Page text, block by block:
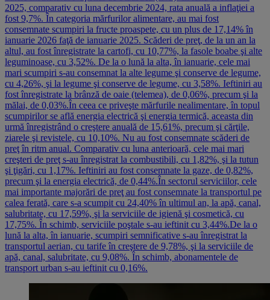
2025, comparativ cu luna decembrie 2024, rata anuală a inflaţiei a
fost 9,7%. În categoria mărfurilor alimentare, au mai fost
consemnate scumpiri la fructe proaspete, cu un plus de 17,14% în
ianuarie 2026 faţă de ianuarie 2025. Scăderi de preţ, de la un an la
altul, au fost înregistrate la cartofi, cu 10,77%, la fasole boabe şi alte
leguminoase, cu 3,52%. De la o lună la alta, în ianuarie, cele mai
mari scumpiri s-au consemnat la alte legume şi conserve de legume,
cu 4,26%, şi la legume şi conserve de legume, cu 3,58%. Ieftiniri au
fost înregistrate la brânză de oaie (telemea), de 0,06%, precum şi la
mălai, de 0,03%.În ceea ce priveşte mărfurile nealimentare, în topul
scumpirilor se află energia electrică şi energia termică, aceasta din
urmă înregistrând o creştere anuală de 15,61%, precum şi cărţile,
ziarele şi revistele, cu 10,10%. Nu au fost consemnate scăderi de
preţ în ritm anual. Comparativ cu luna anterioară, cele mai mari
creşteri de preţ s-au înregistrat la combustibili, cu 1,82%, şi la tutun
şi ţigări, cu 1,17%. Ieftiniri au fost consemnate la gaze, de 0,82%,
precum şi la energia electrică, de 0,44%.În sectorul serviciilor, cele
mai importante majorări de preţ au fost consemnate la transportul pe
calea ferată, care s-a scumpit cu 24,40% în ultimul an, la apă, canal,
salubritate, cu 17,59%, şi la serviciile de igienă şi cosmetică, cu
17,75%. În schimb, serviciile poştale s-au ieftinit cu 3,44%.De la o
lună la alta, în ianuarie, scumpiri semnificative s-au înregistrat la
transportul aerian, cu tarife în creştere de 9,78%, şi la serviciile de
apă, canal, salubritate, cu 9,08%. În schimb, abonamentele de
transport urban s-au ieftinit cu 0,16%.